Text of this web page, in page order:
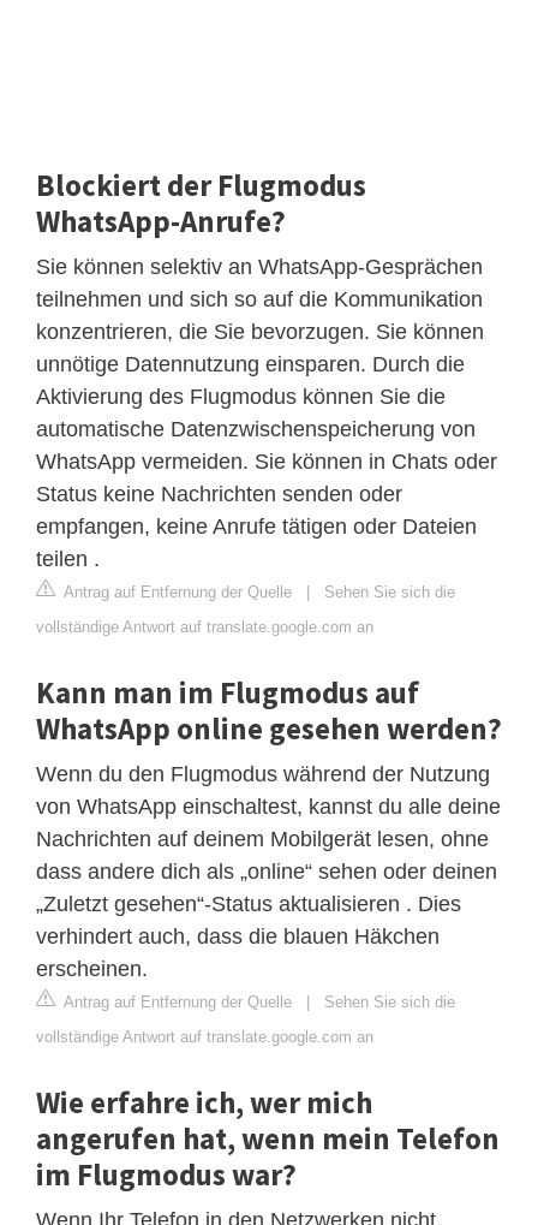
Blockiert der Flugmodus
WhatsApp-Anrufe?
Sie können selektiv an WhatsApp-Gesprächen
teilnehmen und sich so auf die Kommunikation
konzentrieren, die Sie bevorzugen. Sie können
unnötige Datennutzung einsparen. Durch die
Aktivierung des Flugmodus können Sie die
automatische Datenzwischenspeicherung von
WhatsApp vermeiden. Sie können in Chats oder
Status keine Nachrichten senden oder
empfangen, keine Anrufe tätigen oder Dateien
teilen .
Antrag auf Entfernung der Quelle | Sehen Sie sich die
vollständige Antwort auf translate.google.com an
Kann man im Flugmodus auf
WhatsApp online gesehen werden?
Wenn du den Flugmodus während der Nutzung
von WhatsApp einschaltest, kannst du alle deine
Nachrichten auf deinem Mobilgerät lesen, ohne
dass andere dich als „online“ sehen oder deinen
„Zuletzt gesehen“-Status aktualisieren . Dies
verhindert auch, dass die blauen Häkchen
erscheinen.
Antrag auf Entfernung der Quelle | Sehen Sie sich die
vollständige Antwort auf translate.google.com an
Wie erfahre ich, wer mich
angerufen hat, wenn mein Telefon
im Flugmodus war?
Wenn Ihr Telefon in den Netzwerken nicht